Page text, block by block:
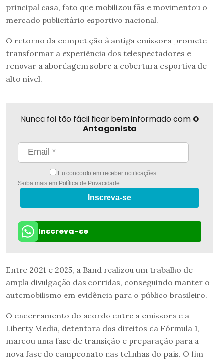
principal casa, fato que mobilizou fãs e movimentou o
mercado publicitário esportivo nacional.
O retorno da competição à antiga emissora promete
transformar a experiência dos telespectadores e
renovar a abordagem sobre a cobertura esportiva de
alto nível.
Nunca foi tão fácil ficar bem informado com O
Antagonista
Eu concordo em receber notificações
Saiba mais em Política de Privacidade
Inscreva-se
Inscreva-se
Entre 2021 e 2025, a Band realizou um trabalho de
ampla divulgação das corridas, conseguindo manter o
automobilismo em evidência para o público brasileiro.
O encerramento do acordo entre a emissora e a
Liberty Media, detentora dos direitos da Fórmula 1,
marcou uma fase de transição e preparação para a
nova fase do campeonato nas telinhas do país. O fim